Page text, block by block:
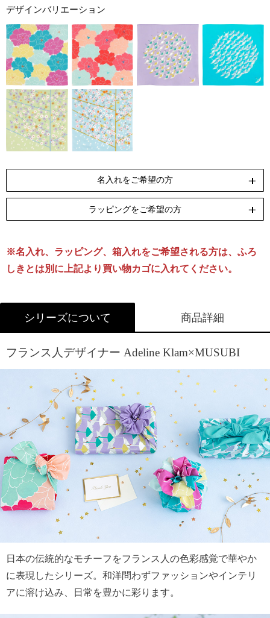
デザインバリエーション
名入れをご希望の方
ラッピングをご希望の方
リボン包装
[無料]
のし包装
[無料]
箱Sサイズ
[有料]
※名入れ、ラッピング、箱入れをご希望される方は、ふろ
しきとは別に上記より買い物カゴに入れてください。
シリーズについて 商品詳細
フランス人デザイナー Adeline Klam×MUSUBI
日本の伝統的なモチーフをフランス人の色彩感覚で華やか
に表現したシリーズ。和洋問わずファッションやインテリ
アに溶け込み、日常を豊かに彩ります。